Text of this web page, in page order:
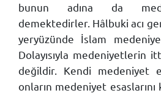
bunun adına da
demektedirler. Hâlbuki acı
yeryüzünde İslam
Dolayısıyla medeniyetlerin
değildir. Kendi medeniyet
onların medeniyet